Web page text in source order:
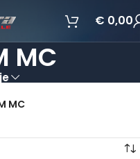
€ 0,00
MC
MC